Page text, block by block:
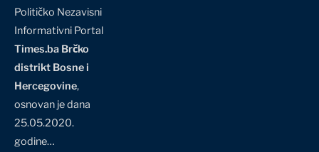
Političko Nezavisni
Informativni Portal
Times.ba Brčko
distrikt Bosne i
Hercegovine,
osnovan je dana
25.05.2020.
godine…